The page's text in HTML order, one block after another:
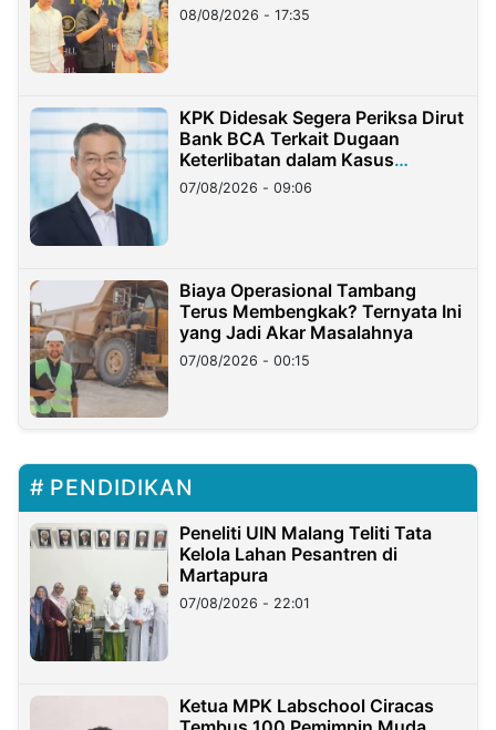
08/08/2026 - 17:35
KPK Didesak Segera Periksa Dirut
Bank BCA Terkait Dugaan
Keterlibatan dalam Kasus
Hilangnya Dana Nasabah Rp2,58
Miliar
07/08/2026 - 09:06
Biaya Operasional Tambang
Terus Membengkak? Ternyata Ini
yang Jadi Akar Masalahnya
07/08/2026 - 00:15
PENDIDIKAN
Peneliti UIN Malang Teliti Tata
Kelola Lahan Pesantren di
Martapura
07/08/2026 - 22:01
Ketua MPK Labschool Ciracas